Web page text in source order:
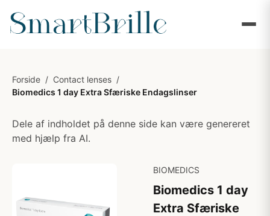
Forside / Contact lenses /
Biomedics 1 day Extra Sfæriske Endagslinser
Dele af indholdet på denne side kan være genereret
med hjælp fra AI.
BIOMEDICS
Biomedics 1 day
Extra Sfæriske